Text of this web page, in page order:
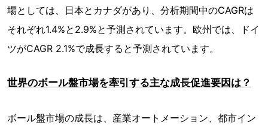
場としては、日本とカナダがあり、分析期間中のCAGRは
それぞれ1.4%と2.9%と予測されています。欧州では、ドイ
ツがCAGR 2.1%で成長すると予測されています。
世界のボール盤市場を牽引する主な成長促進要因は？
ボール盤市場の成長は、産業オートメーション、都市イン